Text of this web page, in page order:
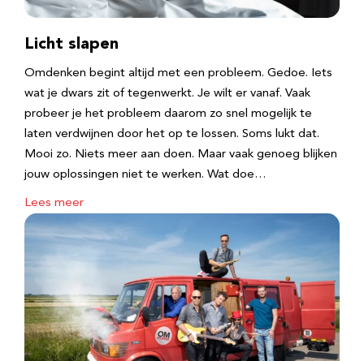
Licht slapen
Omdenken begint altijd met een probleem. Gedoe. Iets
wat je dwars zit of tegenwerkt. Je wilt er vanaf. Vaak
probeer je het probleem daarom zo snel mogelijk te
laten verdwijnen door het op te lossen. Soms lukt dat.
Mooi zo. Niets meer aan doen. Maar vaak genoeg blijken
jouw oplossingen niet te werken. Wat doe…
Lees meer